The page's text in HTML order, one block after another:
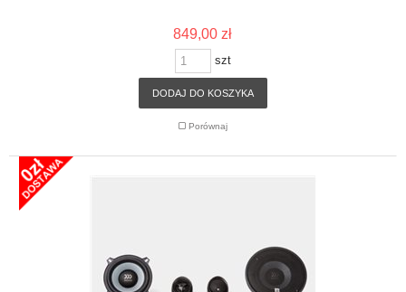
849,00 zł
szt
DODAJ DO KOSZYKA
Porównaj